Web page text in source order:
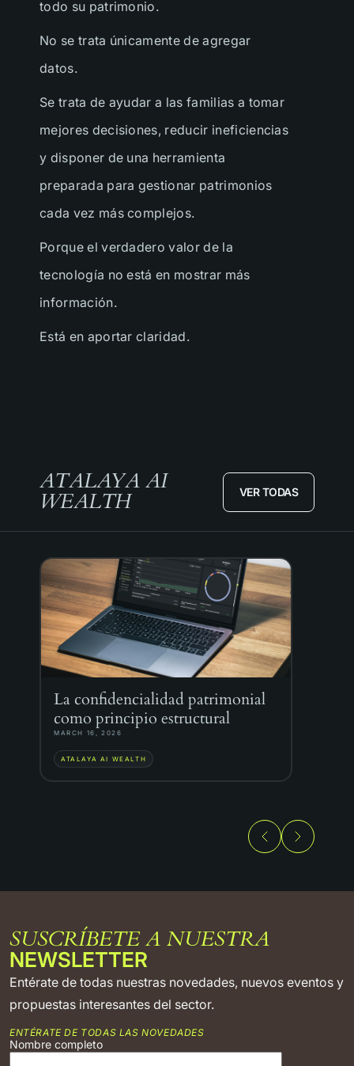
todo su patrimonio.
No se trata únicamente de agregar
datos.
Se trata de ayudar a las familias a tomar
mejores decisiones, reducir ineficiencias
y disponer de una herramienta
preparada para gestionar patrimonios
cada vez más complejos.
Porque el verdadero valor de la
tecnología no está en mostrar más
información.
Está en aportar claridad.
ATALAYA AI
WEALTH VER TODAS
La confidencialidad patrimonial
como principio estructural
MARCH 16, 2026
ATALAYA AI WEALTH
SUSCRÍBETE A NUESTRA
NEWSLETTER
Entérate de todas nuestras novedades, nuevos eventos y
propuestas interesantes del sector.
ENTÉRATE DE TODAS LAS NOVEDADES
Nombre completo